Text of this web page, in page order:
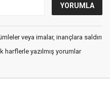
veya imalar, inançlara saldırı
harflerle yazılmış yorumlar